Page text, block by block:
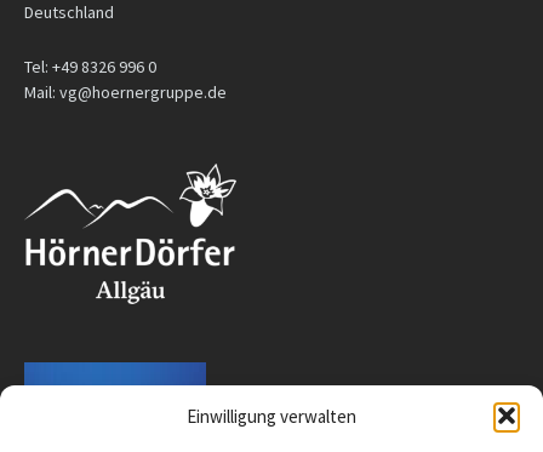
Einwilligung verwalten
Deutschland
Tel: +49 8326 996 0
Mail: vg@hoernergruppe.de